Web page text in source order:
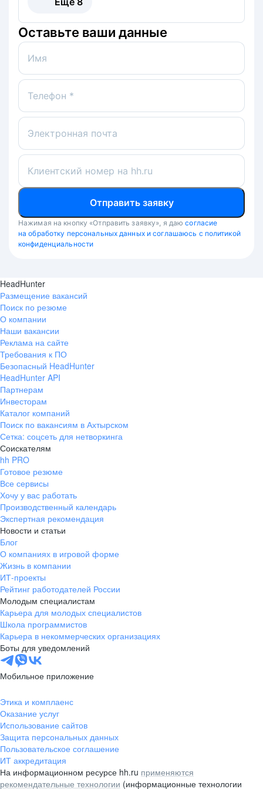
Оставьте ваши данные
Имя
Телефон *
Электронная почта
Клиентский номер на hh.ru
Отправить заявку
Нажимая на кнопку «Отправить заявку», я даю согласие
на обработку персональных данных и соглашаюсь с политикой
конфиденциальности
HeadHunter
Размещение вакансий
Поиск по резюме
О компании
Наши вакансии
Реклама на сайте
Требования к ПО
Безопасный HeadHunter
HeadHunter API
Партнерам
Инвесторам
Каталог компаний
Поиск по вакансиям в Ахтырском
Сетка: соцсеть для нетворкинга
Соискателям
hh PRO
Готовое резюме
Все сервисы
Хочу у вас работать
Производственный календарь
Экспертная рекомендация
Новости и статьи
Блог
О компаниях в игровой форме
Жизнь в компании
ИТ-проекты
Рейтинг работодателей России
Молодым специалистам
Карьера для молодых специалистов
Школа программистов
Карьера в некоммерческих организациях
Боты для уведомлений
Мобильное приложение
Этика и комплаенс
Оказание услуг
Использование сайтов
Защита персональных данных
Пользовательское соглашение
ИТ аккредитация
На информационном ресурсе hh.ru применяются
рекомендательные технологии (информационные технологии